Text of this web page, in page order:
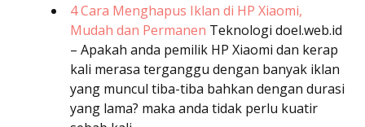
4 Cara Menghapus Iklan di HP Xiaomi,
Mudah dan Permanen Teknologi doel.web.id
– Apakah anda pemilik HP Xiaomi dan kerap
kali merasa terganggu dengan banyak iklan
yang muncul tiba-tiba bahkan dengan durasi
yang lama? maka anda tidak perlu kuatir